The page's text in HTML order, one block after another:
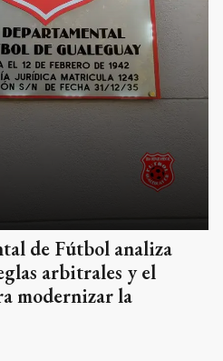
de Fútbol analiza
arbitrales y el
modernizar la